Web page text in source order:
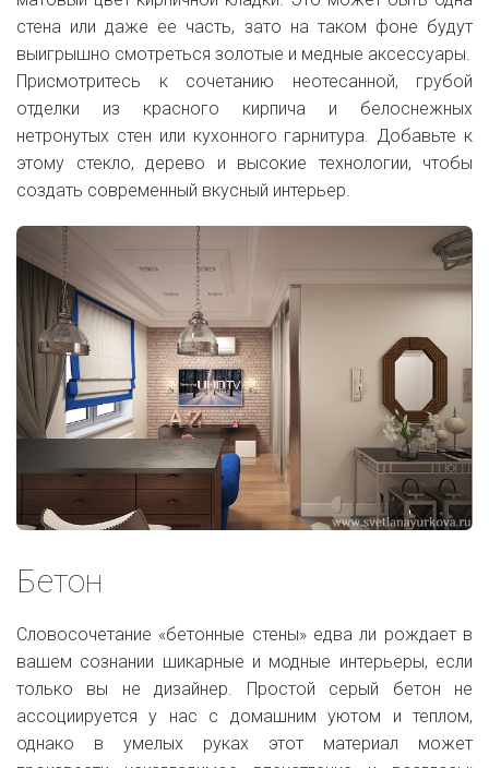
стена или даже ее часть, зато на таком фоне будут
выигрышно смотреться золотые и медные аксессуары.
Присмотритесь к сочетанию неотесанной, грубой
отделки из красного кирпича и белоснежных
нетронутых стен или кухонного гарнитура. Добавьте к
этому стекло, дерево и высокие технологии, чтобы
создать современный вкусный интерьер.
Бетон
Словосочетание «бетонные стены» едва ли рождает в
вашем сознании шикарные и модные интерьеры, если
только вы не дизайнер. Простой серый бетон не
ассоциируется у нас с домашним уютом и теплом,
однако в умелых руках этот материал может